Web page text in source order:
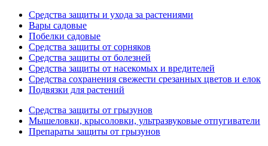
Средства защиты и ухода за растениями
Вары садовые
Побелки садовые
Средства защиты от сорняков
Средства защиты от болезней
Средства защиты от насекомых и вредителей
Средства сохранения свежести срезанных цветов и елок
Подвязки для растений
Средства защиты от грызунов
Мышеловки, крысоловки, ультразвуковые отпугиватели
Препараты защиты от грызунов